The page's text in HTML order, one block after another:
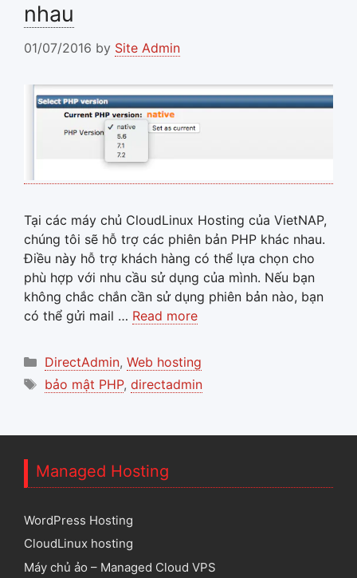
nhau
01/07/2016 by Site Admin
Tại các máy chủ CloudLinux Hosting của VietNAP,
chúng tôi sẽ hỗ trợ các phiên bản PHP khác nhau.
Điều này hỗ trợ khách hàng có thể lựa chọn cho
phù hợp với nhu cầu sử dụng của mình. Nếu bạn
không chắc chắn cần sử dụng phiên bản nào, bạn
có thể gửi mail … Read more
Categories
DirectAdmin, Web hosting
Tags
bảo mật PHP, directadmin
Managed Hosting
WordPress Hosting
CloudLinux hosting
Máy chủ ảo – Managed Cloud VPS